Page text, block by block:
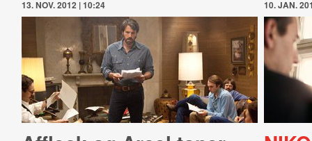
13. NOV. 2012 | 10:24 10. JAN.